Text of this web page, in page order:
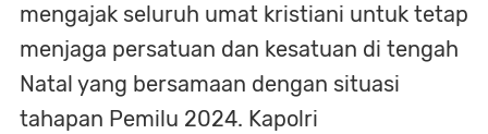
mengajak seluruh umat kristiani untuk tetap
menjaga persatuan dan kesatuan di tengah
Natal yang bersamaan dengan situasi
tahapan Pemilu 2024. Kapolri